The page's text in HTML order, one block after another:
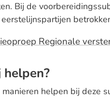
Bij de
Regionale
helpen bij deze